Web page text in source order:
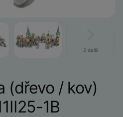
2 další
(dřevo / kov)
1B